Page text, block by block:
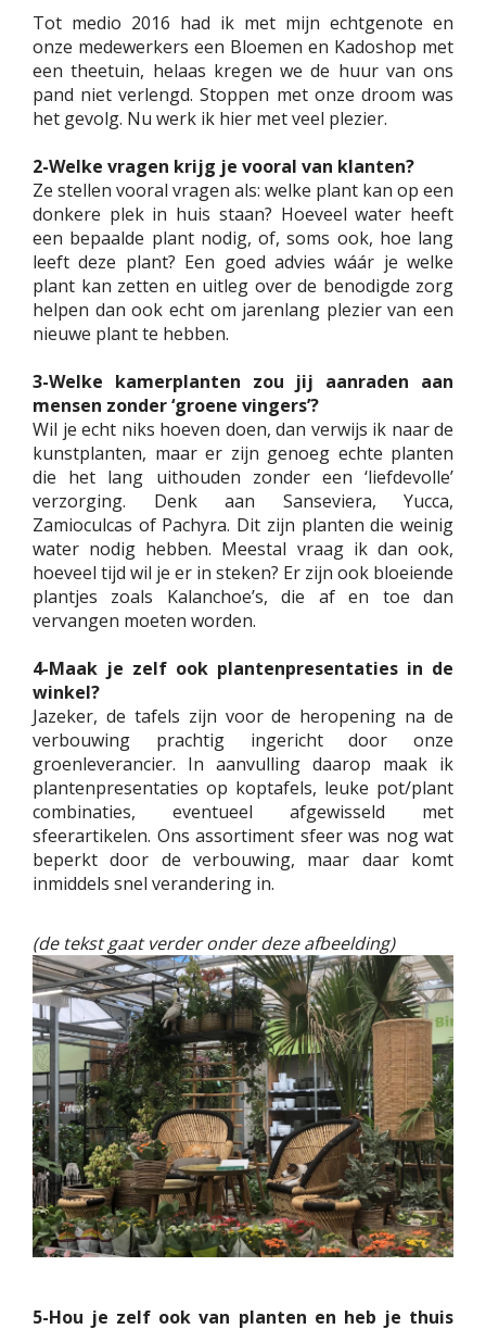
Tot medio 2016 had ik met mijn echtgenote en
onze medewerkers een Bloemen en Kadoshop met
een theetuin, helaas kregen we de huur van ons
pand niet verlengd. Stoppen met onze droom was
het gevolg. Nu werk ik hier met veel plezier.
2-Welke vragen krijg je vooral van klanten?
Ze stellen vooral vragen als: welke plant kan op een
donkere plek in huis staan? Hoeveel water heeft
een bepaalde plant nodig, of, soms ook, hoe lang
leeft deze plant? Een goed advies wáár je welke
plant kan zetten en uitleg over de benodigde zorg
helpen dan ook echt om jarenlang plezier van een
nieuwe plant te hebben.
3-Welke kamerplanten zou jij aanraden aan
mensen zonder ‘groene vingers’?
Wil je echt niks hoeven doen, dan verwijs ik naar de
kunstplanten, maar er zijn genoeg echte planten
die het lang uithouden zonder een ‘liefdevolle’
verzorging. Denk aan Sanseviera, Yucca,
Zamioculcas of Pachyra. Dit zijn planten die weinig
water nodig hebben. Meestal vraag ik dan ook,
hoeveel tijd wil je er in steken? Er zijn ook bloeiende
plantjes zoals Kalanchoe’s, die af en toe dan
vervangen moeten worden.
4-Maak je zelf ook plantenpresentaties in de
winkel?
Jazeker, de tafels zijn voor de heropening na de
verbouwing prachtig ingericht door onze
groenleverancier. In aanvulling daarop maak ik
plantenpresentaties op koptafels, leuke pot/plant
combinaties, eventueel afgewisseld met
sfeerartikelen. Ons assortiment sfeer was nog wat
beperkt door de verbouwing, maar daar komt
inmiddels snel verandering in.
(de tekst gaat verder onder deze afbeelding)
5-Hou je zelf ook van planten en heb je thuis